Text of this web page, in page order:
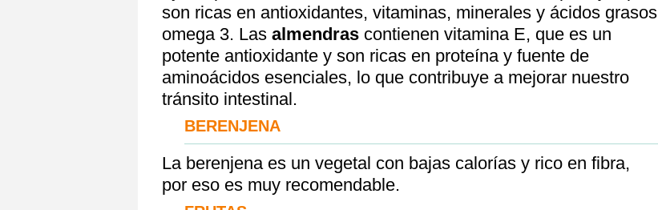
son ricas en antioxidantes, vitaminas, minerales y ácidos grasos
omega 3. Las almendras contienen vitamina E, que es un
potente antioxidante y son ricas en proteína y fuente de
aminoácidos esenciales, lo que contribuye a mejorar nuestro
tránsito intestinal.
BERENJENA
La berenjena es un vegetal con bajas calorías y rico en fibra,
por eso es muy recomendable.